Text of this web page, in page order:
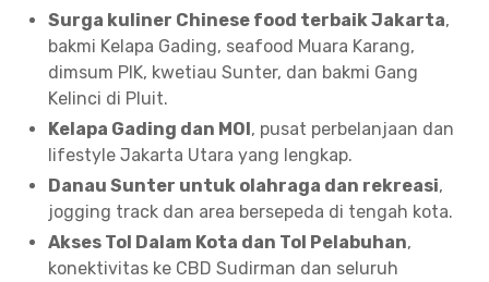
Surga kuliner Chinese food terbaik Jakarta,
bakmi Kelapa Gading, seafood Muara Karang,
dimsum PIK, kwetiau Sunter, dan bakmi Gang
Kelinci di Pluit.
Kelapa Gading dan MOI, pusat perbelanjaan dan
lifestyle Jakarta Utara yang lengkap.
Danau Sunter untuk olahraga dan rekreasi,
jogging track dan area bersepeda di tengah kota.
Akses Tol Dalam Kota dan Tol Pelabuhan,
konektivitas ke CBD Sudirman dan seluruh